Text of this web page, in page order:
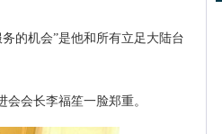
的机会”是他和所有立足大陆台
会长李福笙一脸郑重。